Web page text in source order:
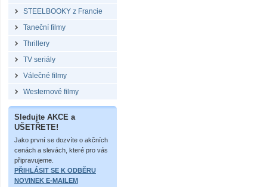
STEELBOOKY z Francie
Taneční filmy
Thrillery
TV seriály
Válečné filmy
Westernové filmy
Sledujte AKCE a
UŠETŘETE!
Jako první se dozvíte o akčních
cenách a slevách, které pro vás
připravujeme.
PŘIHLÁSIT SE K ODBĚRU
NOVINEK E-MAILEM